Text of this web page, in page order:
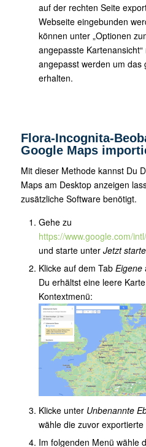
auf der rechten Seite
Webseite eingebunden
können unter „Optionen
angepasste
angepasst werden um das
erhalten.
Flora-Incognita-
Google Maps
Mit dieser Methode kannst Du
Maps am Desktop anzeigen
zusätzliche Software benötigt.
Gehe zu
https://www.google.com/
und starte unter Jetzt
Klicke auf dem Tab Eigene
Du erhältst eine leere
Kontextmenü:
Klicke unter Unbenannte
wähle die zuvor
Im folgenden Menü wähle